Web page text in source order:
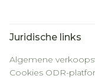
Juridische links
Algemene
Cookies ODR-